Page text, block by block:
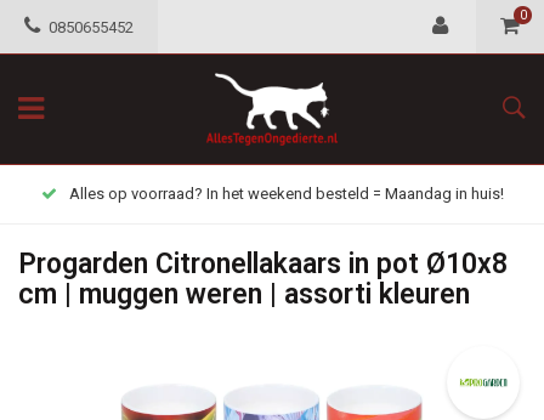
0850655452
0
Alles op voorraad? In het weekend besteld = Maandag in huis!
Progarden Citronellakaars in pot Ø10x8
cm | muggen weren | assorti kleuren